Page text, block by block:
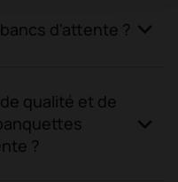
d'attente ?
qualité et de
?